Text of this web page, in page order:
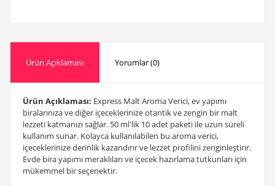
Ürün Açıklaması Yorumlar (0)
Ürün Açıklaması: Express Malt Aroma Verici, ev yapımı
biralarınıza ve diğer içeceklerinize otantik ve zengin bir malt
lezzeti katmanızı sağlar. 50 ml'lik 10 adet paketi ile uzun süreli
kullanım sunar. Kolayca kullanılabilen bu aroma verici,
içeceklerinize derinlik kazandırır ve lezzet profilini zenginleştirir.
Evde bira yapımı meraklıları ve içecek hazırlama tutkunları için
mükemmel bir seçenektir.